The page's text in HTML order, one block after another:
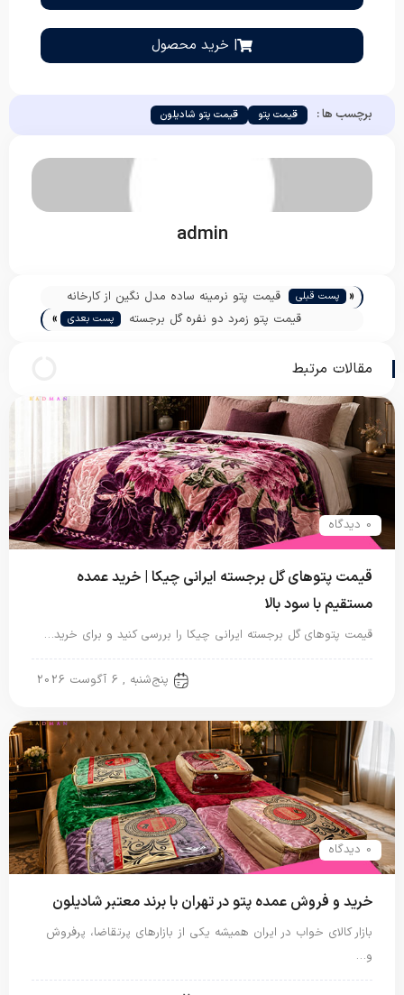
| خرید محصول
برچسب ها : قیمت پتو قیمت پتو شادیلون
admin
« پست قبلی
قیمت پتو نرمینه ساده مدل نگین از کارخانه
قیمت پتو زمرد دو نفره گل برجسته
پست بعدی »
مقالات مرتبط
0 دیدگاه
قیمت پتوهای گل برجسته ایرانی چیکا | خرید عمده
مستقیم با سود بالا
قیمت پتوهای گل برجسته ایرانی چیکا را بررسی کنید و برای خرید…
پنج‌شنبه , 6 آگوست 2026
0 دیدگاه
خرید و فروش عمده پتو در تهران با برند معتبر شادیلون
بازار کالای خواب در ایران همیشه یکی از بازارهای پرتقاضا، پرفروش
و…